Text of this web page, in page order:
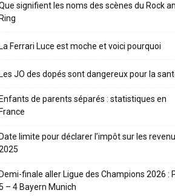
signifient les noms des scènes du Rock
Ferrari Luce est moche et voici pourquoi
JO des dopés sont dangereux pour la
de parents séparés : statistiques en
limite pour déclarer l’impôt sur les
finale aller Ligue des Champions 2026 :
– 4 Bayern Munich